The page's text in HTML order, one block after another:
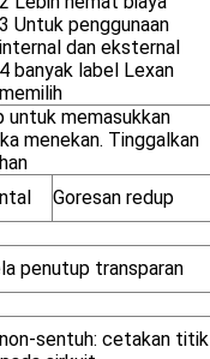
3 Untuk penggunaan
internal dan eksternal
4 banyak label Lexan
memilih
untuk memasukkan
menekan. Tinggalkan
Goresan redup
penutup transparan
sentuh: cetakan titik